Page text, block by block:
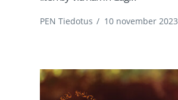
PEN Tiedotus / 10 november 2023